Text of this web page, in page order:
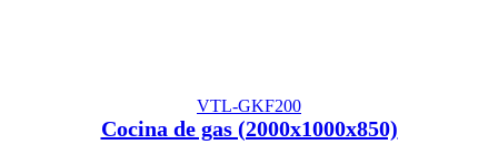
VTL-GKF200
Cocina de gas (2000x1000x850)